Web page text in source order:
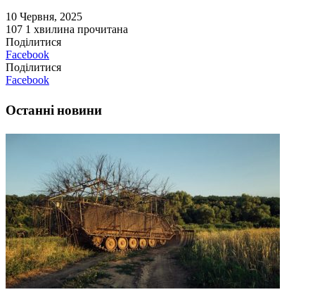
10 Червня, 2025
107 1 хвилина прочитана
Поділитися
Facebook
Поділитися
Facebook
Останні новини